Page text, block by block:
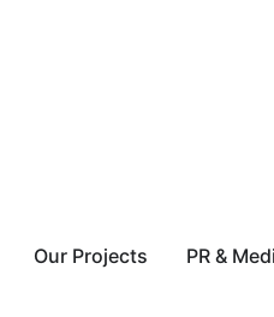
Our Projects PR &